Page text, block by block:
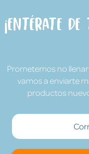
¡Entérate
Prometemos no
vamos a enviarte
productos